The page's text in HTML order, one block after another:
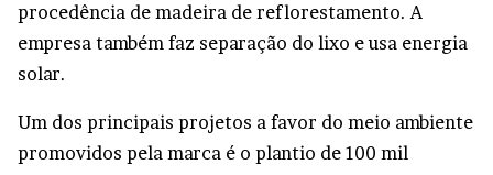
procedência de madeira de reflorestamento. A
empresa também faz separação do lixo e usa energia
solar.
Um dos principais projetos a favor do meio ambiente
promovidos pela marca é o plantio de 100 mil